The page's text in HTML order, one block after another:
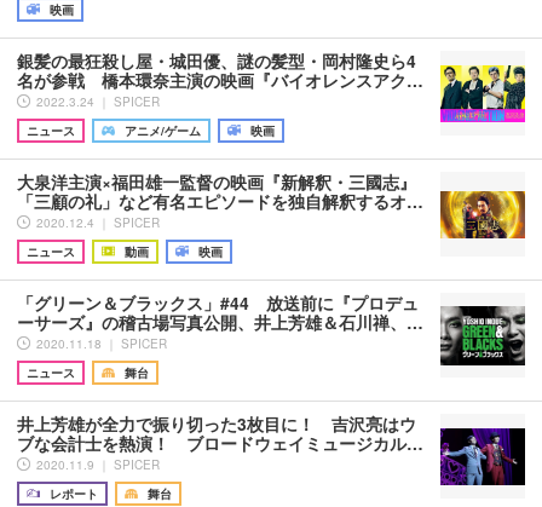
映画
銀髪の最狂殺し屋・城田優、謎の髪型・岡村隆史ら4
名が参戦 橋本環奈主演の映画『バイオレンスアク…
2022.3.24 ｜ SPICER
ニュース
アニメ/ゲーム 映画
大泉洋主演×福田雄一監督の映画『新解釈・三國志』
「三顧の礼」など有名エピソードを独自解釈するオ…
2020.12.4 ｜ SPICER
ニュース
動画 映画
「グリーン＆ブラックス」#44 放送前に『プロデュ
ーサーズ』の稽古場写真公開、井上芳雄＆石川禅、…
2020.11.18 ｜ SPICER
ニュース
舞台
井上芳雄が全力で振り切った3枚目に！ 吉沢亮はウ
ブな会計士を熱演！ ブロードウェイミュージカル…
2020.11.9 ｜ SPICER
レポート
舞台